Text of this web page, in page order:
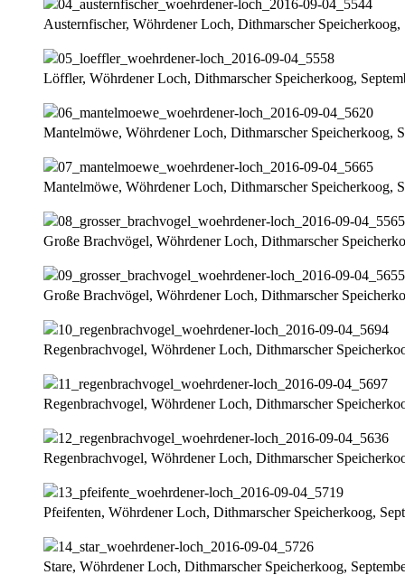
Austernfischer, Wöhrdener Loch, Dithmarscher Speicherkoog,
Löffler, Wöhrdener Loch, Dithmarscher Speicherkoog,
Mantelmöwe, Wöhrdener Loch, Dithmarscher Speicherkoog,
Mantelmöwe, Wöhrdener Loch, Dithmarscher Speicherkoog,
Große Brachvögel, Wöhrdener Loch, Dithmarscher
Große Brachvögel, Wöhrdener Loch, Dithmarscher
Regenbrachvogel, Wöhrdener Loch, Dithmarscher
Regenbrachvogel, Wöhrdener Loch, Dithmarscher
Regenbrachvogel, Wöhrdener Loch, Dithmarscher
Pfeifenten, Wöhrdener Loch, Dithmarscher Speicherkoog,
Stare, Wöhrdener Loch, Dithmarscher Speicherkoog,